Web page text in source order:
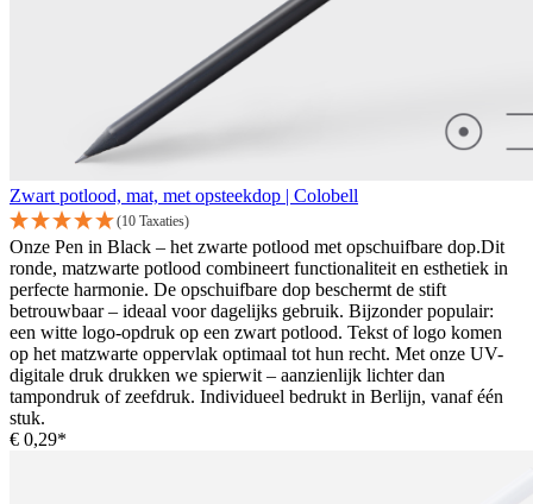
Zwart potlood, mat, met opsteekdop | Colobell
(10 Taxaties)
Onze Pen in Black – het zwarte potlood met opschuifbare dop.Dit
ronde, matzwarte potlood combineert functionaliteit en esthetiek in
perfecte harmonie. De opschuifbare dop beschermt de stift
betrouwbaar – ideaal voor dagelijks gebruik. Bijzonder populair:
een witte logo-opdruk op een zwart potlood. Tekst of logo komen
op het matzwarte oppervlak optimaal tot hun recht. Met onze UV-
digitale druk drukken we spierwit – aanzienlijk lichter dan
tampondruk of zeefdruk. Individueel bedrukt in Berlijn, vanaf één
stuk.
€ 0,29*